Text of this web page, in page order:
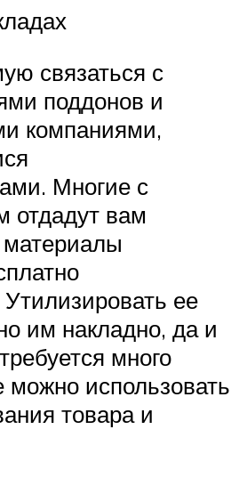
связаться с
поддонов и
компаниями,
Многие с
отдадут вам
ее
им накладно, да и
много
можно использовать
товара и